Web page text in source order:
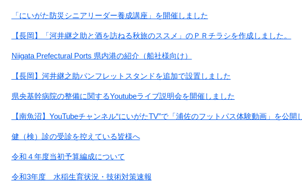
「にいがた防災シニアリーダー養成講座」を開催しました
【長岡】「河井継之助と酒を訪ねる秋旅のススメ」のＰＲチラシを作成しました。
Niigata Prefectural Ports 県内港の紹介（船社様向け）
【長岡】河井継之助パンフレットスタンドを追加で設置しました
県央基幹病院の整備に関するYoutubeライブ説明会を開催しました
【南魚沼】YouTubeチャンネル“にいがたTV”で「浦佐のフットパス体験動画」を公開
健（検）診の受診を控えている皆様へ
令和４年度当初予算編成について
令和3年度 水稲生育状況・技術対策速報